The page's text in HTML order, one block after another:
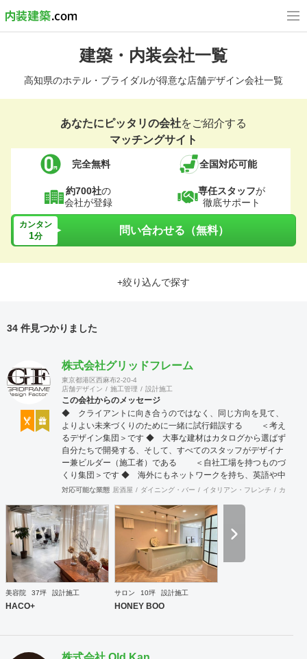
建築・内装会社一覧
高知県のホテル・ブライダルが得意な店舗デザイン会社一覧
あなたにピッタリの会社をご紹介する
マッチングサイト
完全無料 全国対応可能
約700社の
会社が登録
専任スタッフが
徹底サポート
カンタン
1分 問い合わせる（無料）
+絞り込んで探す
34 件見つかりました
株式会社グリッドフレーム
東京都港区西麻布2-20-4
店舗デザイン
施工管理 設計施工
この会社からのメッセージ
◆ クライアントに向き合うのではなく、同じ方向を見て、
よりよい未来づくりのために一緒に試行錯誤する ＜考え
るデザイン集団＞です ◆ 大事な建材はカタログから選ばず
自分たちで開発する、そして、すべてのスタッフがデザイナ
ー兼ビルダー（施工者）である ＜自社工場を持つものづ
くり集団＞です ◆ 海外にもネットワークを持ち、英語や中
国語に堪能なスタッフたちが、海外から国内への出店をスム
工案件、設計＋造作物の案件、施工案件、造作物制作など、
多様な請負形態が可能です。工場では金属を中心にさまざま
な素材を用いた制作が可能で、例えば通常デザイン性とは無
縁な特定防火設備（鉄扉）などにも高いデザイン性を施すこ
とも可能です。 GRIDFRAME とりかえのきかない空間
https://gridframe.co.jp/ Synes(シネス) 霧のようなやわらか
込む空間 https://sotochiku.com/
対応可能な業態 居酒屋 ダイニング・バー イタリアン・フレンチ カフェ
美容院 37坪 設計施工
HACO+
サロン 10坪 設計施工
HONEY BOO